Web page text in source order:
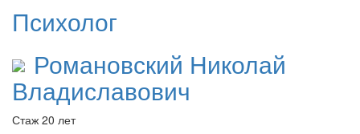
Психолог
Романовский Николай
Владиславович
Стаж 20 лет